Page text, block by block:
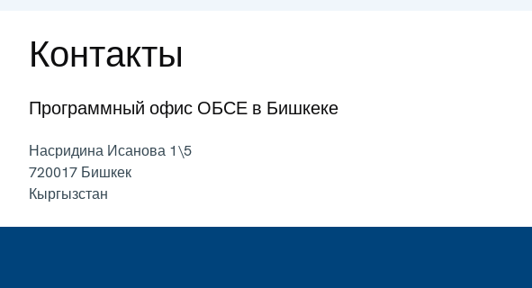
Контакты
Программный офис ОБСЕ в Бишкеке
Насридина Исанова 1\5
720017 Бишкек
Кыргызстан